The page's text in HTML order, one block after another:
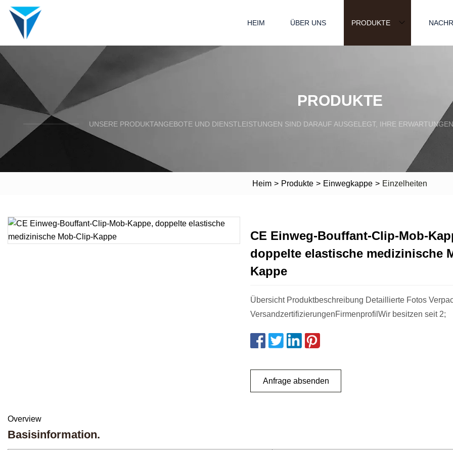
HEIM ÜBER UNS PRODUKTE
PRODUKTE
UNSERE PRODUKTANGEBOTE UND DIENSTLEISTUNGEN SIND DARAUF AUSGELEGT, IHRE
Heim > Produkte > Einwegkappe > Einzelheiten
CE Einweg-Bouffant-Clip-Mob-
doppelte elastische medizinische
Kappe
Übersicht Produktbeschreibung Detaillierte Fotos
VersandzertifizierungenFirmenprofilWir besitzen seit 2;
Anfrage absenden
Overview
Basisinformation.